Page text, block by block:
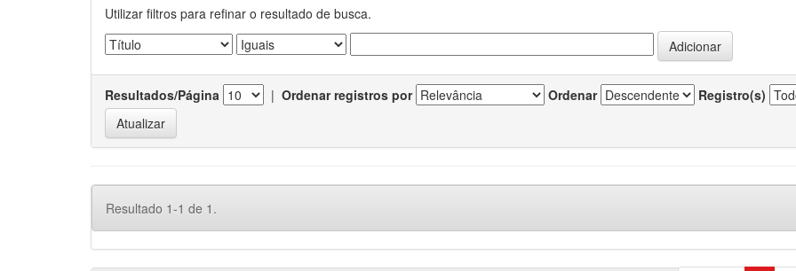
Utilizar filtros para refinar o resultado de busca.
Resultados/Página | Ordenar registros por Ordenar Registro(s)
Resultado 1-1 de 1.